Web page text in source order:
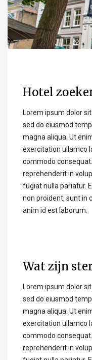
Hotel
Lorem ipsum dolor
sed do eiusmod
magna aliqua. Ut
exercitation ullamco
commodo
reprehenderit in
fugiat nulla pariatur.
non proident, sunt in
anim id est laborum.
Wat zijn
Lorem ipsum dolor
sed do eiusmod
magna aliqua. Ut
exercitation ullamco
commodo
reprehenderit in